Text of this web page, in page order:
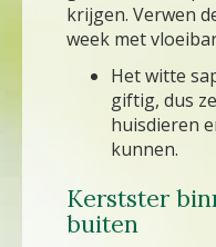
krijgen. Verwen
week met
Het witte
giftig, dus
huisdieren
kunnen.
Kerstster
buiten